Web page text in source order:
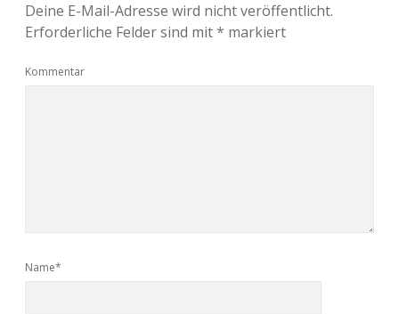
Deine E-Mail-Adresse wird nicht veröffentlicht.
Erforderliche Felder sind mit* markiert
Kommentar
Name*